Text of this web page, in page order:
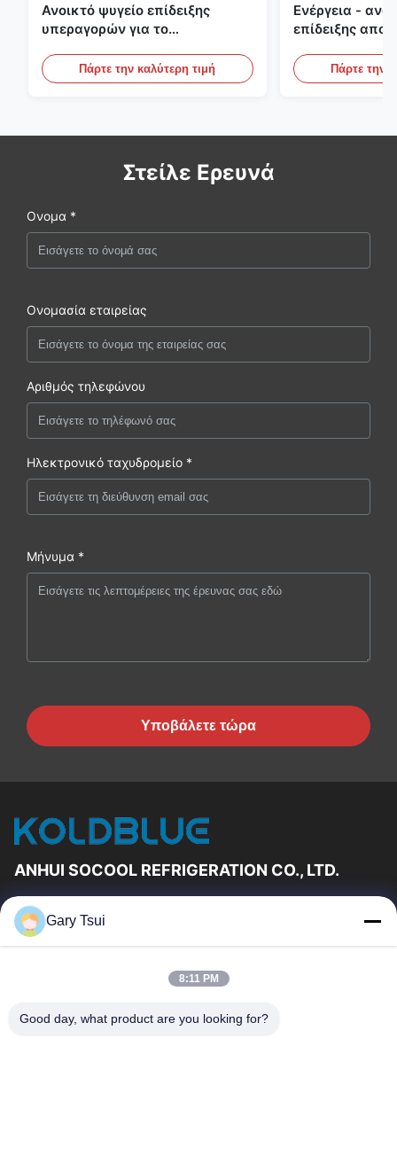
Ανοικτό ψυγείο επίδειξης
υπεραγορών για το
φωτισμό των οδηγήσεων
Πάρτε την καλύτερη τιμή
Ενέργεια -
επίδειξης
περιπτώσεις
Πάρτε την
Στείλε Ερευνά
Ονομα *
Ονομασία εταιρείας
Αριθμός τηλεφώνου
Ηλεκτρονικό ταχυδρομείο *
Μήνυμα *
Υποβάλετε τώρα
ANHUI SOCOOL REFRIGERATION CO., LTD.
Γρήγορες Συνδέσεις
Σπίτι
Περίπου Εμείς
Μας Ελάτε Σε Επαφή Με
Ζητήστε Ένα Απόσπασμα
Gary Tsui
8:11 PM
Good day, what product are you looking for?